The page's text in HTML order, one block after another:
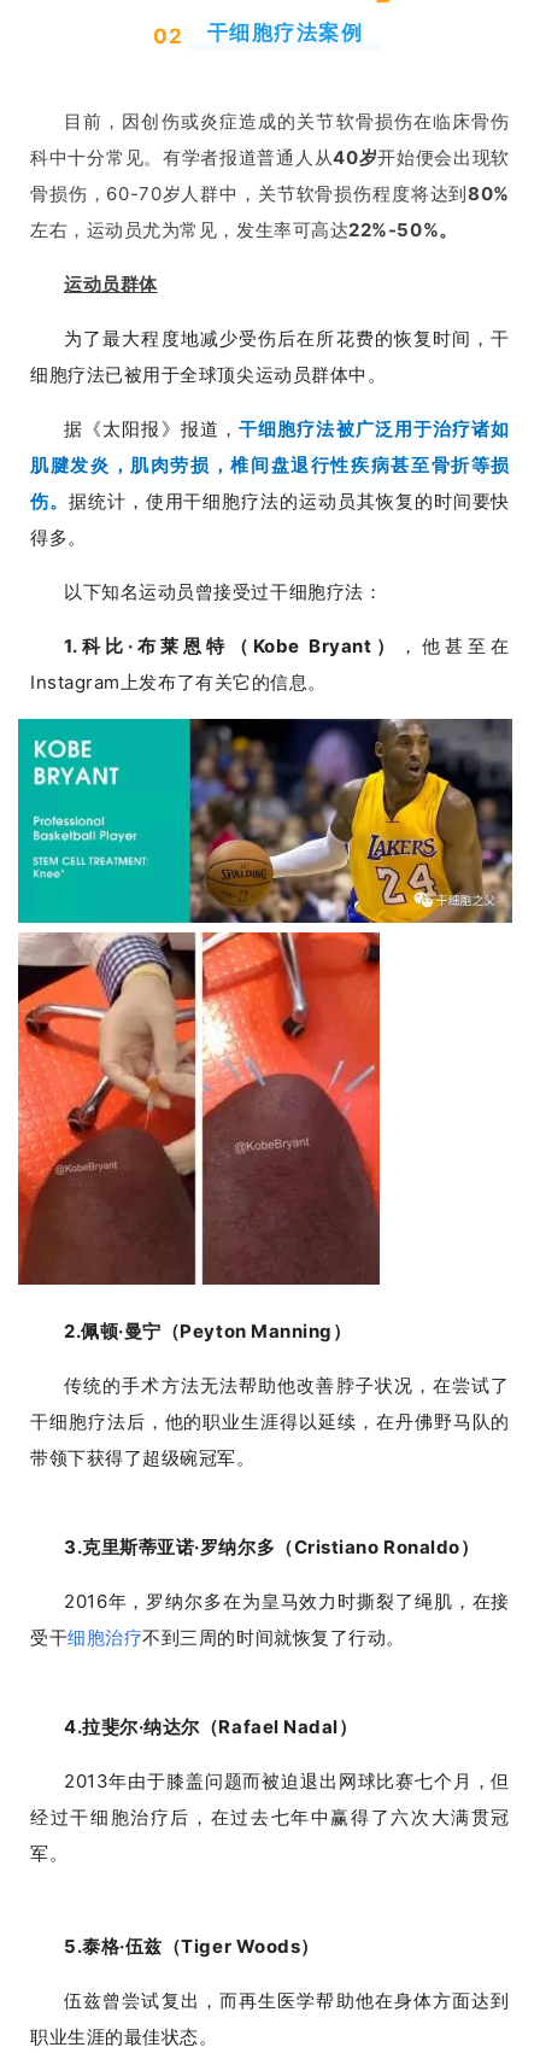
首
页
讯
登录 注册
02 干细胞疗法案例
目前，因创伤或炎症造成的关节软骨损伤在临床骨伤
科中十分常见。有学者报道普通人从40岁开始便会出现软
骨损伤，60-70岁人群中，关节软骨损伤程度将达到80%
左右，运动员尤为常见，发生率可高达22%-50%。
运动员群体
为了最大程度地减少受伤后在所花费的恢复时间，干
细胞疗法已被用于全球顶尖运动员群体中。
据《太阳报》报道， 干细胞疗法被广泛用于治疗诸如
肌腱发炎，肌肉劳损，椎间盘退行性疾病甚至骨折等损
伤。 据统计，使用干细胞疗法的运动员其恢复的时间要快
得多。
以下知名运动员曾接受过干细胞疗法：
1.科比·布莱恩特（Kobe Bryant）
，他甚至在
Instagram上发布了有关它的信息。
2.佩顿·曼宁（Peyton Manning）
传统的手术方法无法帮助他改善脖子状况，在尝试了
干细胞疗法后，他的职业生涯得以延续，在丹佛野马队的
带领下获得了超级碗冠军。
3.克里斯蒂亚诺·罗纳尔多（Cristiano Ronaldo）
2016年，罗纳尔多在为皇马效力时撕裂了绳肌，在接
受干细胞治疗不到三周的时间就恢复了行动。
4.拉斐尔·纳达尔（Rafael Nadal）
2013年由于膝盖问题而被迫退出网球比赛七个月，但
经过干细胞治疗后，在过去七年中赢得了六次大满贯冠
军。
5.泰格·伍兹（Tiger Woods）
伍兹曾尝试复出，而再生医学帮助他在身体方面达到
职业生涯的最佳状态。